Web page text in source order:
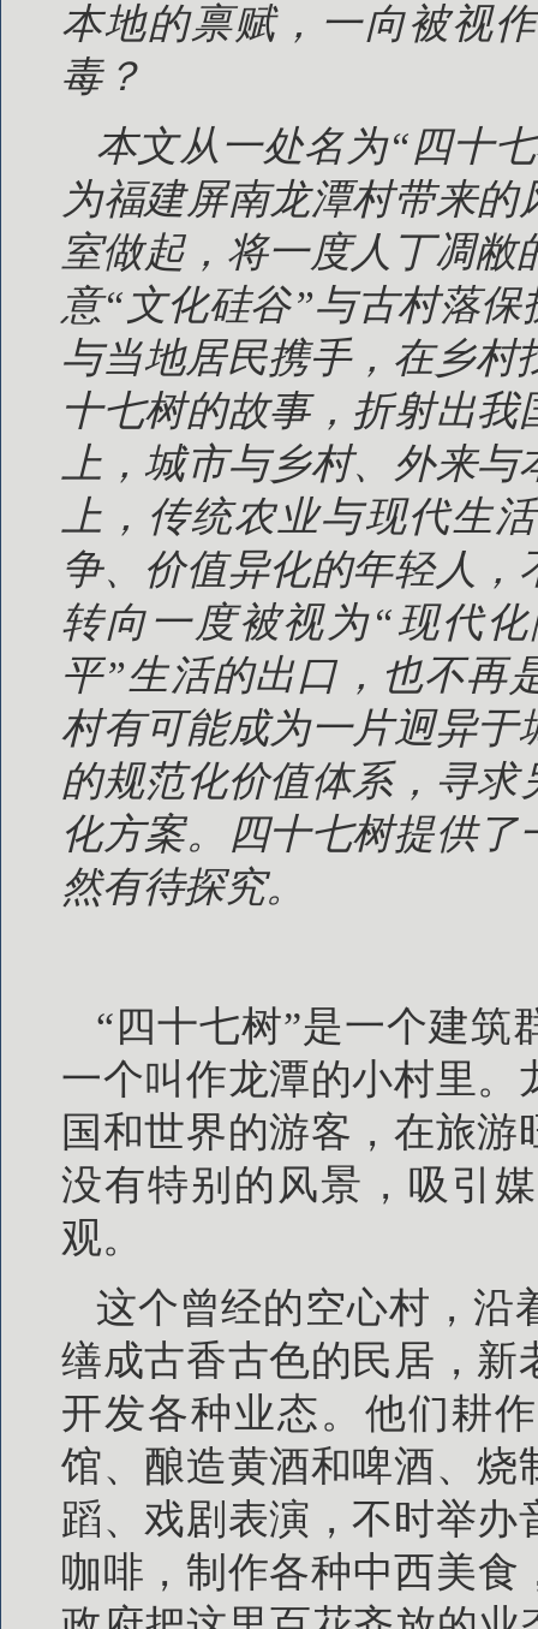
本地的禀赋，一向被视
毒？
本文从一处名为“四十
为福建屏南龙潭村带来
室做起，将一度人丁凋
意“文化硅谷”与古村落
与当地居民携手，在乡村
十七树的故事，折射出
上，城市与乡村、外来
上，传统农业与现代生
争、价值异化的年轻人
转向一度被视为“现代
平”生活的出口，也不再
村有可能成为一片迥异于
的规范化价值体系，寻
化方案。四十七树提供
然有待探究。
“四十七树”是一个建筑
一个叫作龙潭的小村里
国和世界的游客，在旅
没有特别的风景，吸引
观。
这个曾经的空心村，沿
缮成古香古色的民居，新
开发各种业态。他们耕
馆、酿造黄酒和啤酒、烧
蹈、戏剧表演，不时举
咖啡，制作各种中西美